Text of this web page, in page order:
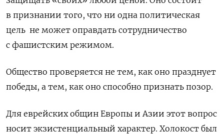
в признании того, что ни одна политическая
цель не может оправдать сотрудничество
с фашистским режимом.
Общество проверяется не тем, как оно празднует
победы, а тем, как оно способно признать позор.
Для еврейских общин Европы и Азии этот вопрос
носит экзистенциальный характер. Холокост был